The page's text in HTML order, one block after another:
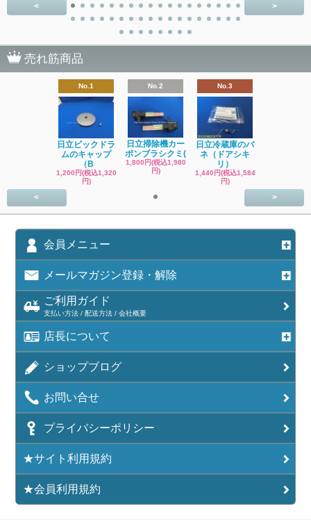
< >
売れ筋商品
No.1
日立ビックドラ
ムのキャップ
（B
1,200円(税込1,320
円)
No.2
日立掃除機カー
ボンブラシクミ(
1,800円(税込1,980
円)
No.3
日立冷蔵庫のバ
ネ（ドアシキ
リ）
1,440円(税込1,584
円)
< >
会員メニュー
メールマガジン登録・解除
ご利用ガイド
支払い方法 / 配送方法 / 会社概要
店長について
ショップブログ
お問い合せ
プライバシーポリシー
★サイト利用規約
★会員利用規約